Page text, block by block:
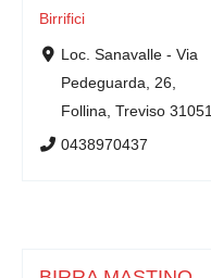
Birrifici
Loc. Sanavalle - Via
Pedeguarda, 26,
Follina, Treviso 31051
0438970437